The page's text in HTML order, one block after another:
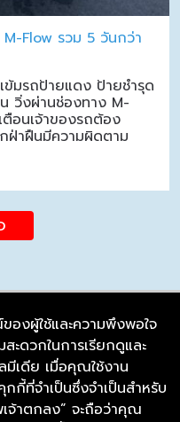
Flow รวม 5 วันกว่า
มรถป้ายแดง ป้ายชำรุด
วิ่งผ่านช่องทาง M-
อนเจ้าของรถต้อง
กฝ่าฝืนมีความผิดตาม
องผู้ใช้และความพึงพอใจ
ดวกในการเรียกดูและ
มีเดีย เมื่อคุณใช้งาน
กี้ที่จำเป็นซึ่งจำเป็นสำหรับ
จ้าตกลง” จะถือว่าคุณ